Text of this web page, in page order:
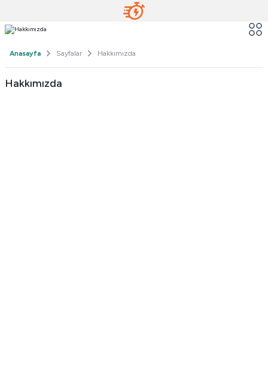
Anasayfa Sayfalar Hakkımızda
Hakkımızda